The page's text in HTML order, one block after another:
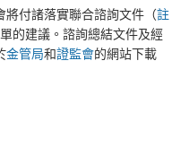
將付諸落實聯合諮詢文件（註
的建議。諮詢總結文件及經
金管局和證監會的網站下載